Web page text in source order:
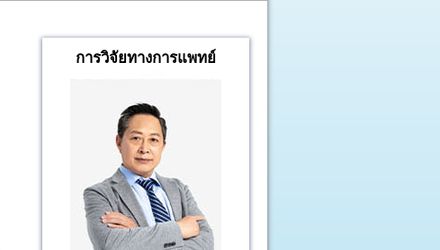
การวิจัยทางการแพทย์